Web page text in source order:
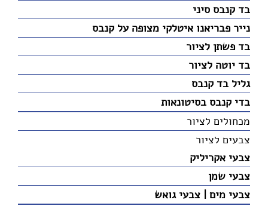
בד קנבס סיני
נייר פבריאנו איטלקי מצופה על קנבס
בד פשתן לציור
בד יוטה לציור
גליל בד קנבס
בדי קנבס בסיטונאות
מכחולים לציור
צבעים לציור
צבעי אקריליק
צבעי שמן
צבעי מים | צבעי גואש